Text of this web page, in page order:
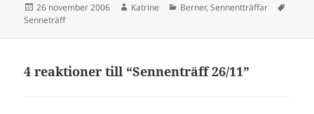
Postat
26 november 2006 Författare
Katrine Kategorier
Berner,Sennentträffar
Senneträff
4 reaktioner till “Sennenträff 26/11”